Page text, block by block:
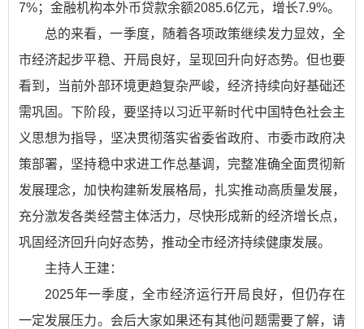
7%；金融机构本外币贷款余额2085.6亿元，增长7.9%。
总的来看，一季度，随着各项政策继续发力显效，全
市经济起步平稳、开局良好，呈现回升向好态势。但也要
看到，当前外部环境更趋复杂严峻，经济持续向好基础还
需巩固。下阶段，要坚持以习近平新时代中国特色社会主
义思想为指导，坚决贯彻落实省委省政府、市委市政府决
策部署，坚持稳中求进工作总基调，完整准确全面贯彻新
发展理念，加快构建新发展格局，扎实推动高质量发展，
充分激发各类经营主体活力，尽快形成新的经济增长点，
巩固经济回升向好态势，推动全市经济持续健康发展。
主持人王建：
2025年一季度，全市经济运行开局良好，但仍存在
一定发展压力。会后大家如果还有其他问题需要了解，请